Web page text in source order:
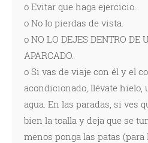
o Evitar que haga ejercicio.
o No lo pierdas de vista.
o NO LO DEJES DENTRO DE
APARCADO.
o Si vas de viaje con él y el
acondicionado, llévate hielo,
agua. En las paradas, si ves
bien la toalla y deja que se
menos ponga las patas